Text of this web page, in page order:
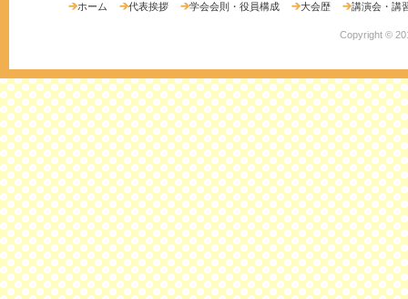
ホーム 代表挨拶 学会会則・役員構成 大会歴 講演会・講
Copyright ©